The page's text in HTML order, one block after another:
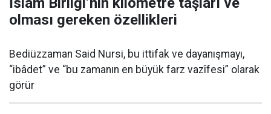
olması gereken özellikleri
Bediüzzaman Said Nursi, bu ittifak ve dayanışmayı,
“ibâdet” ve “bu zamanın en büyük farz vazîfesi” olarak
görür